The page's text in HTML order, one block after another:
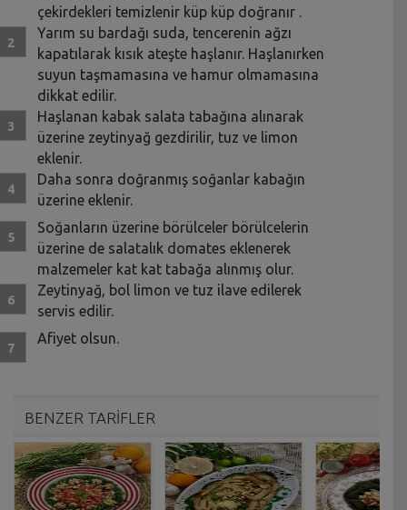
çekirdekleri temizlenir küp küp doğranır .
Yarım su bardağı suda, tencerenin ağzı
kapatılarak kısık ateşte haşlanır. Haşlanırken
suyun taşmamasına ve hamur olmamasına
dikkat edilir.
Haşlanan kabak salata tabağına alınarak
üzerine zeytinyağ gezdirilir, tuz ve limon
eklenir.
Daha sonra doğranmış soğanlar kabağın
üzerine eklenir.
Soğanların üzerine börülceler börülcelerin
üzerine de salatalık domates eklenerek
malzemeler kat kat tabağa alınmış olur.
Zeytinyağ, bol limon ve tuz ilave edilerek
servis edilir.
Afiyet olsun.
BENZER TARİFLER